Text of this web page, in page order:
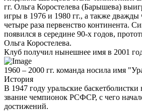
гг. Ольга Коростелева (Барышева)
игры в 1976 и 1980 гг., а также
четыре раза первенство континента.
появился в середине 90-х годов,
Ольга Коростелева.
Клуб получил нынешнее имя в 2001
1960 – 2000 гг. команда носила имя
История
В 1947 году уральские баскетболистки
звание чемпионок РСФСР, с чего
достижений.